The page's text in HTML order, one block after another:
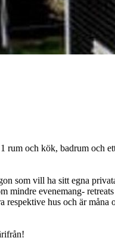
rum och kök, badrum och
som vill ha sitt egna
mindre evenemang-
hus och är måna